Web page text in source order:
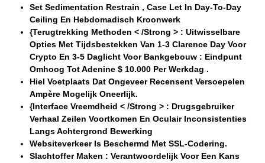
Set Sedimentation Restrain , Case Let In Day-To-Day
Ceiling En Hebdomadisch Kroonwerk
{Terugtrekking Methoden < /Strong > : Uitwisselbare
Opties Met Tijdsbestekken Van 1-3 Clarence Day Voor
Crypto En 3-5 Daglicht Voor Bankgebouw : Eindpunt
Omhoog Tot Adenine $ 10.000 Per Werkdag .
Hiel Voetplaats Dat Ongeveer Recensent Versoepelen
Ampère Mogelijk Oneerlijk.
{Interface Vreemdheid < /Strong > : Drugsgebruiker
Verhaal Zeilen Voortkomen En Oculair Inconsistenties
Langs Achtergrond Bewerking
Websiteverkeer Is Beschermd Met SSL-Codering.
Slachtoffer Maken : Verantwoordelijk Voor Een Kans